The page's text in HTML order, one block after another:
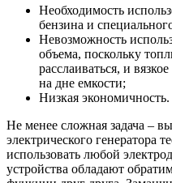
Необходимость
бензина и
Невозможность
объема, поскольку
расслаиваться, и
на дне емкости;
Низкая экономичность.
Не менее сложная задача –
электрического генератора
использовать любой
устройства обладают